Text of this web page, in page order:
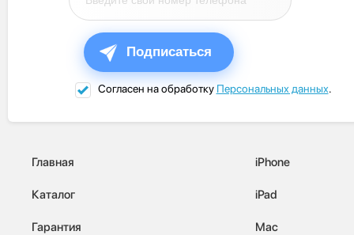
Подписаться
Согласен на обработку Персональных данных.
Главная
Каталог
Гарантия
iPhone
iPad
Mac